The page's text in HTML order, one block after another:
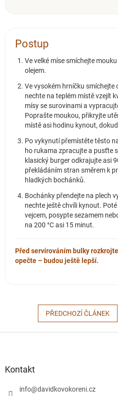
Postup
Ve velké míse smíchejte
olejem.
Ve vysokém hrníčku smíchejte
nechte na teplém místě vzejít
mísy se surovinami a
Poprašte moukou, přikryjte
místě asi hodinu kynout,
Po vykynutí přemístěte těsto
ho rukama zpracujte a pusťte
klasický burger odkrajujte asi
překládáním stran směrem k
hladkých bochánků.
Bochánky přendejte na plech
nechte ještě chvíli kynout.
vejcem, posypte sezamem
na 200 °C asi 15 minut.
Před servírováním bulky
opečte – budou ještě lepší.
PŘEDCHOZÍ ČLÁNEK
Kontakt
info@davidkovokoreni.cz